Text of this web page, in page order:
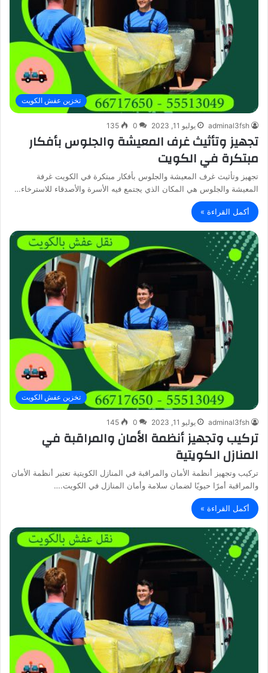
تخزين عفش الكويت
adminal3fsh يوليو 11, 2023 0
135
تجهيز وتأثيث غرف المعيشة والجلوس بأفكار
مبتكرة في الكويت
تجهيز وتأثيث غرف المعيشة والجلوس بأفكار مبتكرة في الكويت غرفة
المعيشة والجلوس هي المكان الذي يجتمع فيه الأسرة والأصدقاء للاسترخاء…
أكمل القراءة »
تخزين عفش الكويت
adminal3fsh يوليو 11, 2023 0
145
تركيب وتجهيز أنظمة الأمان والمراقبة في
المنازل الكويتية
تركيب وتجهيز أنظمة الأمان والمراقبة في المنازل الكويتية تعتبر أنظمة الأمان
والمراقبة أمرًا حيويًا لضمان سلامة وأمان المنازل في الكويت.…
أكمل القراءة »